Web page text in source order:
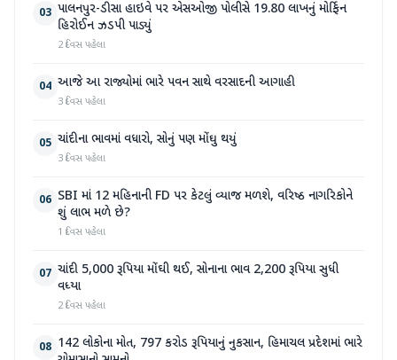
03 પાલનપુર-ડીસા હાઇવે પર એસઓજી પોલીસે 19.80 લાખનું મોર્ફિન
હિરોઈન ઝડપી પાડ્યું
2 દિવસ પહેલા
04 આજે આ રાજ્યોમાં ભારે પવન સાથે વરસાદની આગાહી
3 દિવસ પહેલા
05 ચાંદીના ભાવમાં વધારો, સોનું પણ મોંઘુ થયું
3 દિવસ પહેલા
06 SBI માં 12 મહિનાની FD પર કેટલું વ્યાજ મળશે, વરિષ્ઠ નાગરિકોને
શું લાભ મળે છે?
1 દિવસ પહેલા
07 ચાંદી 5,000 રૂપિયા મોંઘી થઈ, સોનાના ભાવ 2,200 રૂપિયા સુધી
વધ્યા
2 દિવસ પહેલા
08 142 લોકોના મોત, 797 કરોડ રૂપિયાનું નુકસાન, હિમાચલ પ્રદેશમાં ભારે